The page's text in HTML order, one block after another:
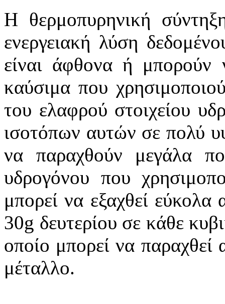
Η θερμοπυρηνική
ενεργειακή λύση
είναι άφθονα ή μπορούν
καύσιμα που
του ελαφρού στοιχείου
ισοτόπων αυτών σε πολύ
να παραχθούν μεγάλα
υδρογόνου που
μπορεί να εξαχθεί
30g δευτερίου σε κάθε
οποίο μπορεί να
μέταλλο.